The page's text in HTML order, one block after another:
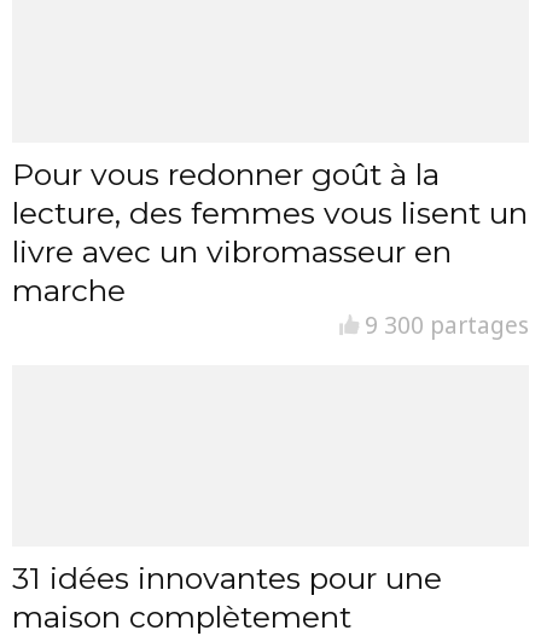
Pour vous redonner goût à la
lecture, des femmes vous lisent un
livre avec un vibromasseur en
marche
9 300 partages
31 idées innovantes pour une
maison complètement